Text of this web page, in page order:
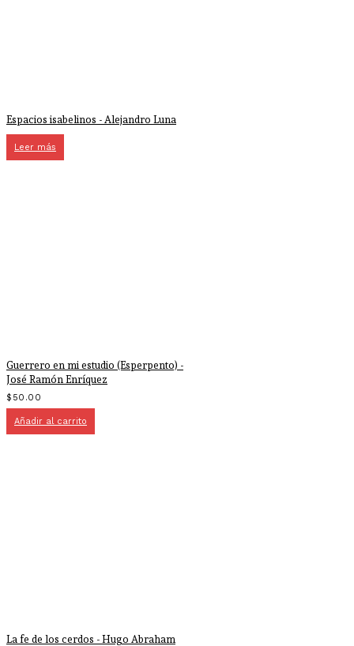
Espacios isabelinos - Alejandro Luna
Leer más
Guerrero en mi estudio (Esperpento) -
José Ramón Enríquez
$ 50.00
Añadir al carrito
La fe de los cerdos - Hugo Abraham